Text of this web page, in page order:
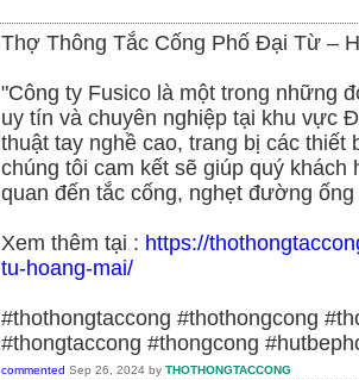
Thợ Thông Tắc Cống Phố Đại Từ –
"Công ty Fusico là một trong những
uy tín và chuyên nghiệp tại khu vực
thuật tay nghề cao, trang bị các thiết
chúng tôi cam kết sẽ giúp quý
quan đến tắc cống, nghẹt đường
Xem thêm tại : https://
tu-hoang-mai/
#thothongtaccong #thothongcong
#thongtaccong #thongcong
commented Sep 26, 2024 by THOTHONGTACCONG